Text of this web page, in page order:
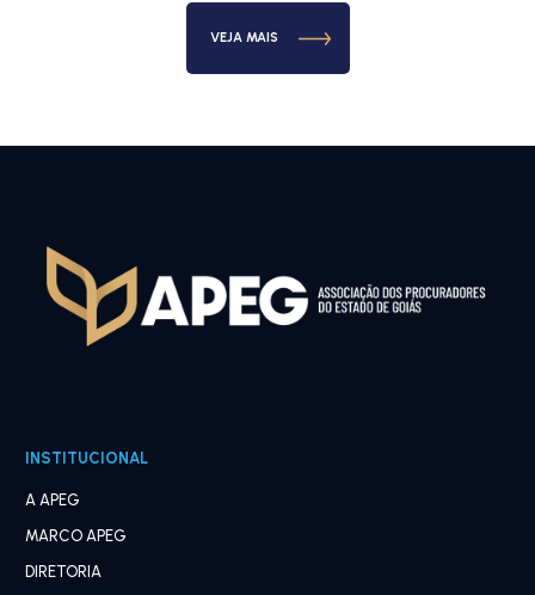
VEJA MAIS
INSTITUCIONAL
A APEG
MARCO APEG
DIRETORIA